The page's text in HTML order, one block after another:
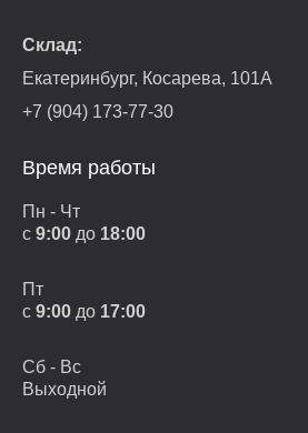
Склад:
Екатеринбург, Косарева, 101А
+7 (904) 173-77-30
Время работы
Пн - Чт
с 9:00 до 18:00
Пт
с 9:00 до 17:00
Сб - Вс
Выходной